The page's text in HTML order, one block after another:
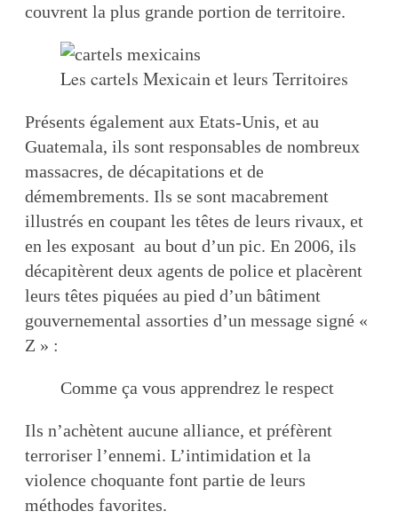
couvrent la plus grande portion de territoire.
Les cartels Mexicain et leurs Territoires
Présents également aux Etats-Unis, et au
Guatemala, ils sont responsables de nombreux
massacres, de décapitations et de
démembrements. Ils se sont macabrement
illustrés en coupant les têtes de leurs rivaux, et
en les exposant au bout d’un pic. En 2006, ils
décapitèrent deux agents de police et placèrent
leurs têtes piquées au pied d’un bâtiment
gouvernemental assorties d’un message signé «
Z » :
Comme ça vous apprendrez le respect
Ils n’achètent aucune alliance, et préfèrent
terroriser l’ennemi. L’intimidation et la
violence choquante font partie de leurs
méthodes favorites.